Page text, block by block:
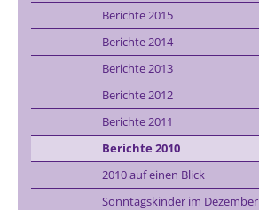
Berichte 2015
Berichte 2014
Berichte 2013
Berichte 2012
Berichte 2011
Berichte 2010
2010 auf einen Blick
Sonntagskinder im Dezember